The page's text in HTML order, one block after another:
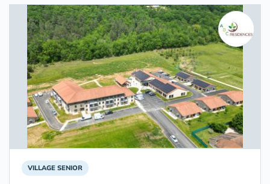
VILLAGE SENIOR